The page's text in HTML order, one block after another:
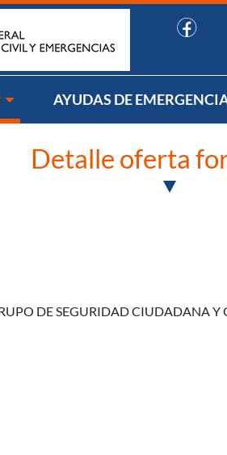
AYUDAS DE
Detalle oferta
DE SEGURIDAD CIUDADANA Y